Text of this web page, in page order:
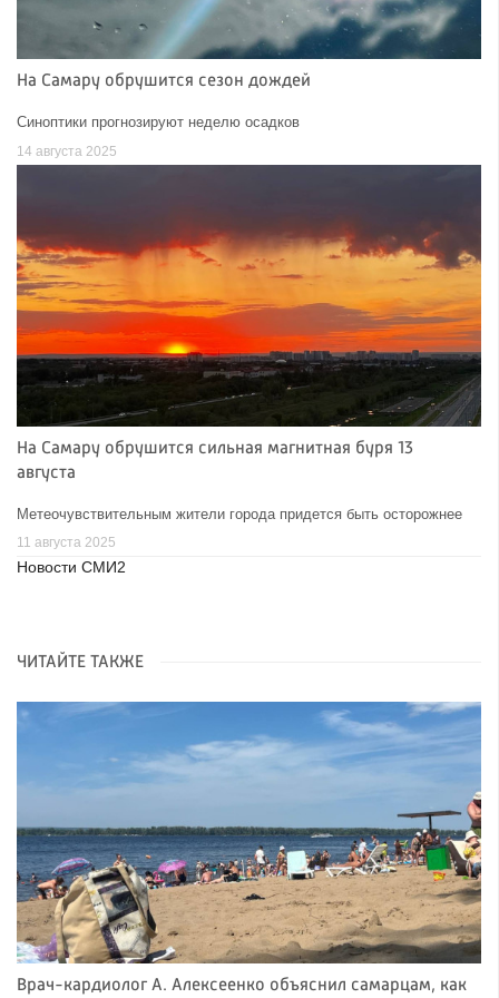
На Самару обрушится сезон дождей
Синоптики прогнозируют неделю осадков
14 августа 2025
На Самару обрушится сильная магнитная буря 13
августа
Метеочувствительным жители города придется быть осторожнее
11 августа 2025
Новости СМИ2
ЧИТАЙТЕ ТАКЖЕ
Врач-кардиолог А. Алексеенко объяснил самарцам, как